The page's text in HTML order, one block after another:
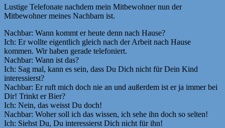
Lustige Telefonate nachdem mein Mitbewohner nun der
Mitbewohner meines Nachbarn ist.
Nachbar: Wann kommt er heute denn nach Hause?
Ich: Er wollte eigentlich gleich nach der Arbeit nach Hause
kommen. Wir haben gerade telefoniert.
Nachbar: Wann ist das?
Ich: Sag mal, kann es sein, dass Du Dich nicht für Dein Kind
interessierst?
Nachbar: Er ruft mich doch nie an und außerdem ist er ja immer bei
Dir! Trinkt er Bier?
Ich: Nein, das weisst Du doch!
Nachbar: Woher soll ich das wissen, ich sehe ihn doch so selten!
Ich: Siehst Du, Du interessierst Dich nicht für ihn!